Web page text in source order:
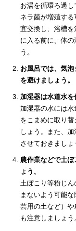
お湯を循環ろ過
ネラ菌が増殖す
宜交換し、浴槽
に入る前に、体
う。
お風呂では、気
を避けましょう。
加湿器は水道水を
加湿器の水には
をこまめに取り
しょう。また、
させておきましょ
農作業などで土
ょう。
土ぼこり等粉じ
まないよう可能
芸用の土など）
も注意しましょう